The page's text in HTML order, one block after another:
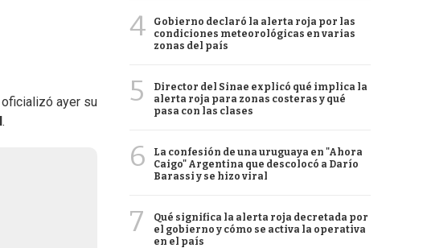
oficializó ayer su
.
4
Gobierno declaró la alerta roja por las
condiciones meteorológicas en varias
zonas del país
5
Director del Sinae explicó qué implica la
alerta roja para zonas costeras y qué
pasa con las clases
6
La confesión de una uruguaya en "Ahora
Caigo" Argentina que descolocó a Darío
Barassi y se hizo viral
7
Qué significa la alerta roja decretada por
el gobierno y cómo se activa la operativa
en el país